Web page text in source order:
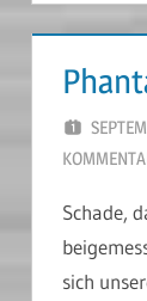
Schade,
sich